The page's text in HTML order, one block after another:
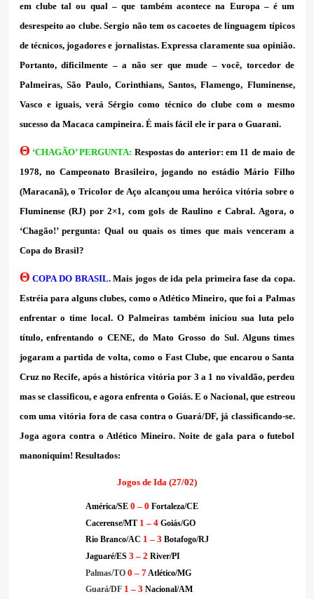
em clube tal ou qual – que também acontece na Europa – é um
desrespeito ao clube. Sergio não tem os cacoetes de linguagem típicos
de técnicos, jogadores e jornalistas. Expressa claramente sua opinião.
Portanto, dificilmente – a não ser que mude – você, torcedor de
Palmeiras, São Paulo, Corinthians, Santos, Flamengo, Fluminense,
Vasco e iguais, verá Sérgio como técnico do clube com o mesmo
sucesso da Macaca campineira. É mais fácil ele ir para o Guarani.
Θ ‘CHAGÃO’ PERGUNTA: Respostas do anterior: em 11 de maio de
1978, no Campeonato Brasileiro, jogando no estádio Mário Filho
(Maracanã), o Tricolor de Aço alcançou uma heróica vitória sobre o
Fluminense (RJ) por 2×1, com gols de Raulino e Cabral. Agora, o
‘Chagão!’ pergunta: Qual ou quais os times que mais venceram a
Copa do Brasil?
Θ COPA DO BRASIL. Mais jogos de ida pela primeira fase da copa.
Estréia para alguns clubes, como o Atlético Mineiro, que foi a Palmas
enfrentar o time local. O Palmeiras também iniciou sua luta pelo
título, enfrentando o CENE, do Mato Grosso do Sul. Alguns times
jogaram a partida de volta, como o Fast Clube, que encarou o Santa
Cruz no Recife, após a histórica vitória por 3 a 1 no vivaldão, perdeu
mas se classificou, e agora enfrenta o Goiás. E o Nacional, que estreou
com uma vitória fora de casa contra o Guará/DF, já classificando-se.
Joga agora contra o Atlético Mineiro. Noite de gala para o futebol
manoniquim! Resultados:
Jogos de Ida (27/02)
América/SE0 – 0 Fortaleza/CE
Cacerense/MT 1 – 4 Goiás/GO
Rio Branco/AC 1 – 3 Botafogo/RJ
Jaguaré/ES3 – 2 River/PI
Palmas/TO 0 – 7 Atlético/MG
Guará/DF 1 – 3 Nacional/AM